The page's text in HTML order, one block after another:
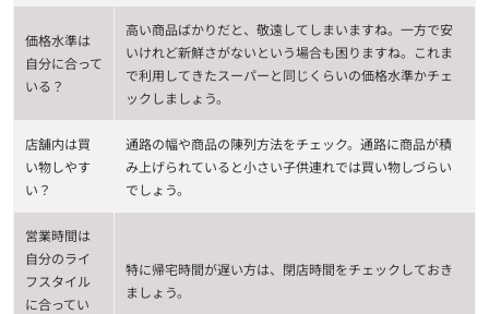
価格水準は
自分に合って
いる？
高い商品ばかりだと、敬遠してしまいますね。一方で安
いけれど新鮮さがないという場合も困りますね。これま
で利用してきたスーパーと同じくらいの価格水準かチェ
ックしましょう。
店舗内は買
い物しやす
い？
通路の幅や商品の陳列方法をチェック。通路に商品が積
み上げられていると小さい子供連れでは買い物しづらい
でしょう。
営業時間は
自分のライ
フスタイル
に合ってい
特に帰宅時間が遅い方は、閉店時間をチェックしておき
ましょう。